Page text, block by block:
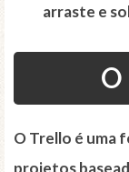
arraste e
O Trello é uma
projetos